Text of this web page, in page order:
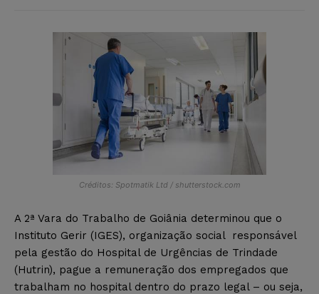
Créditos: Spotmatik Ltd / shutterstock.com
A 2ª Vara do Trabalho de Goiânia determinou que o
Instituto Gerir (IGES), organização social responsável
pela gestão do Hospital de Urgências de Trindade
(Hutrin), pague a remuneração dos empregados que
trabalham no hospital dentro do prazo legal – ou seja,